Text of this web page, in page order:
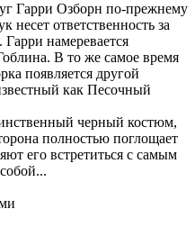
Гарри Озборн по-прежнему
несет ответственность за
намеревается
В то же самое время
появляется другой
как Песочный
черный костюм,
полностью поглощает
его встретиться с самым